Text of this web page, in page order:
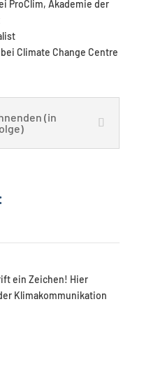
ProClim, Akademie der
Climate Change Centre
(in
ein Zeichen! Hier
Klimakommunikation